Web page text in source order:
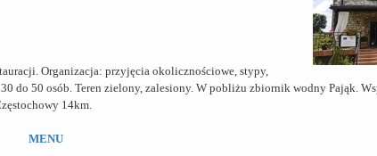
Organizacja: przyjęcia okolicznościowe, stypy,
do 50 osób. Teren zielony, zalesiony. W pobliżu zbiornik wodny Pająk.
14km.
MENU